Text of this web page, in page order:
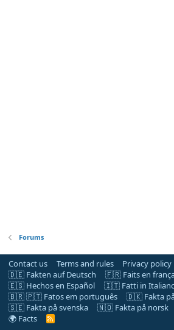
Forums
Contact us Terms and rules Privacy policy
🇩🇪 Fakten auf Deutsch
🇫🇷 Faits en
🇪🇸 Hechos en Español
🇮🇹 Fatti in
🇧🇷 🇵🇹 Fatos em português
🇩🇰 Fakta
🇸🇪 Fakta på svenska
🇳🇴 Fakta på norsk
🌍 Facts
R